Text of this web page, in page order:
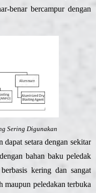
benar bercampur dengan
Sering Digunakan
setara dengan sekitar
bahan baku peledak
kering dan sangat
maupun peledakan terbuka